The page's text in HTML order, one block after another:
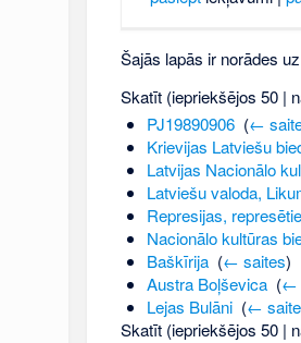
Šajās lapās ir norādes
Skatīt (iepriekšējos 50 |
PJ19890906‎ (←
Krievijas Latviešu
Latvijas Nacionālo
Latviešu valoda,
Represijas, represētie
Nacionālo kultūras
Baškīrija‎ (← saites)
Austra Boļševica‎ (←
Lejas Bulāni‎ (←
Skatīt (iepriekšējos 50 |